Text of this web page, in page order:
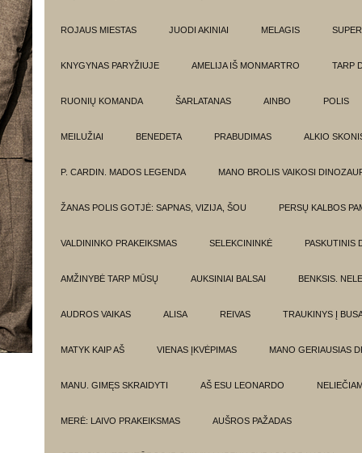
ROJAUS MIESTAS JUODI AKINIAI MELAGIS
KNYGYNAS PARYŽIUJE AMELIJA IŠ MONMARTRO TARP
RUONIŲ KOMANDA ŠARLATANAS AINBO POLIS
MEILUŽIAI BENEDETA PRABUDIMAS ALKIO
P. CARDIN. MADOS LEGENDA MANO BROLIS VAIKOSI
ŽANAS POLIS GOTJĖ: SAPNAS, VIZIJA, ŠOU PERSŲ KALBOS
VALDININKO PRAKEIKSMAS SELEKCININKĖ PASKUTINIS
AMŽINYBĖ TARP MŪSŲ AUKSINIAI BALSAI BENKSIS.
AUDROS VAIKAS ALISA REIVAS TRAUKINYS Į
MATYK KAIP AŠ VIENAS ĮKVĖPIMAS MANO GERIAUSIAS
MANU. GIMĘS SKRAIDYTI AŠ ESU LEONARDO
MERĖ: LAIVO PRAKEIKSMAS AUŠROS PAŽADAS